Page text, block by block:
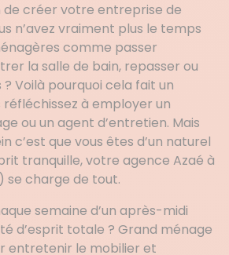
de créer votre entreprise de
n’avez vraiment plus le temps
comme passer
la salle de bain, repasser ou
? Voilà pourquoi cela fait un
réfléchissez à employer un
ou un agent d’entretien. Mais
c’est que vous êtes d’un naturel
tranquille, votre agence Azaé à
se charge de tout.
semaine d’un après-midi
d’esprit totale ? Grand ménage
entretenir le mobilier et